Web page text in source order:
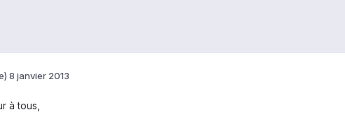
8 janvier 2013
à tous,